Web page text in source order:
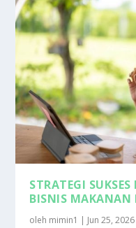
STRATEGI
BISNIS MAKANAN
oleh mimin1 | Jun 25, 2026